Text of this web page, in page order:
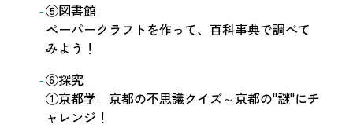
⑤図書館
ペーパークラフトを作って、百科事典で調べて
みよう！
⑥探究
①京都学 京都の不思議クイズ～京都の"謎"にチ
ャレンジ！